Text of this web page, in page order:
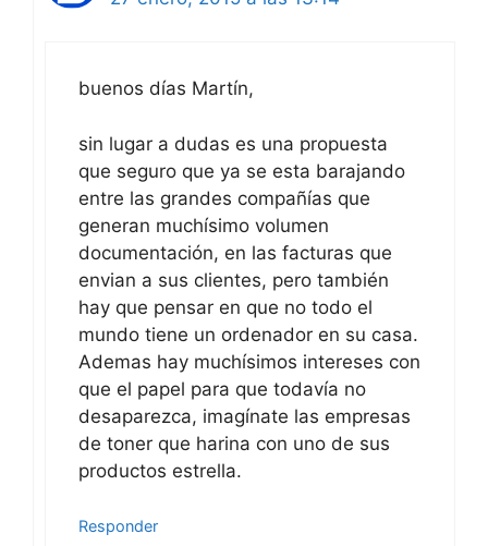
buenos días Martín,
sin lugar a dudas es una propuesta
que seguro que ya se esta barajando
entre las grandes compañías que
generan muchísimo volumen
documentación, en las facturas que
envian a sus clientes, pero también
hay que pensar en que no todo el
mundo tiene un ordenador en su casa.
Ademas hay muchísimos intereses con
que el papel para que todavía no
desaparezca, imagínate las empresas
de toner que harina con uno de sus
productos estrella.
Responder